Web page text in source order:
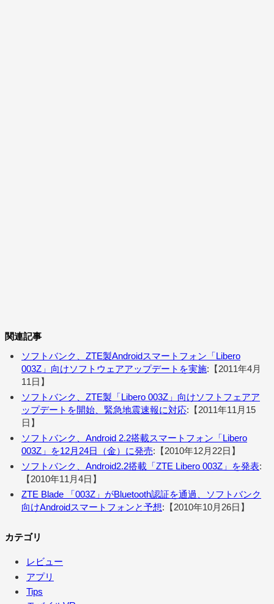
関連記事
ソフトバンク、ZTE製Androidスマートフォン「Libero
003Z」向けソフトウェアアップデートを実施:【2011年4月
11日】
ソフトバンク、ZTE製「Libero 003Z」向けソフトフェアア
ップデートを開始、緊急地震速報に対応:【2011年11月15
日】
ソフトバンク、Android 2.2搭載スマートフォン「Libero
003Z」を12月24日（金）に発売:【2010年12月22日】
ソフトバンク、Android2.2搭載「ZTE Libero 003Z」を発表:
【2010年11月4日】
ZTE Blade 「003Z」がBluetooth認証を通過、ソフトバンク
向けAndroidスマートフォンと予想:【2010年10月26日】
カテゴリ
レビュー
アプリ
Tips